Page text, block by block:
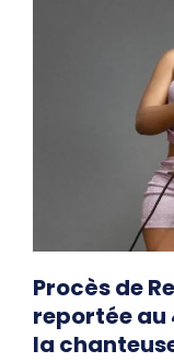
Procès de
reportée au
la